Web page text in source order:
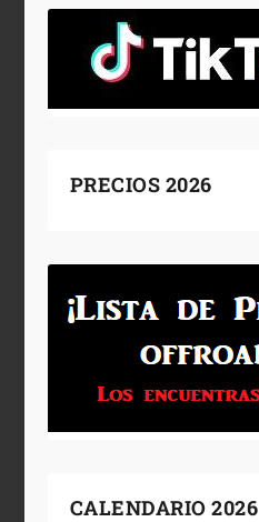
PRECIOS 2026
CALENDARIO 2026